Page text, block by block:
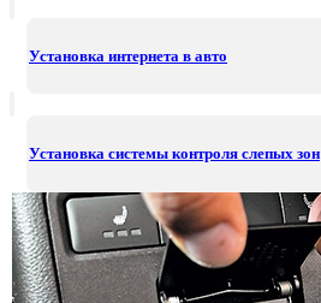
Установка интернета в авто
Установка системы контроля слепых зон